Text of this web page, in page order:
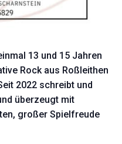
13 und 15 Jahren
Rock aus Roßleithen
2022 schreibt und
überzeugt mit
großer Spielfreude